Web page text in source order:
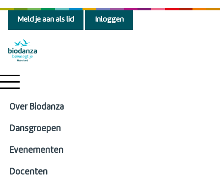
Meld je aan als lid Inloggen
Over Biodanza
Dansgroepen
Evenementen
Docenten